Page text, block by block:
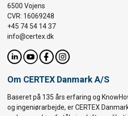
6500 Vojens
CVR: 16069248
+45 74 54 14 37
info@certex.dk
Om CERTEX Danmark A/S
Baseret på 135 års erfaring og
og ingeniørarbejde, er CERTEX